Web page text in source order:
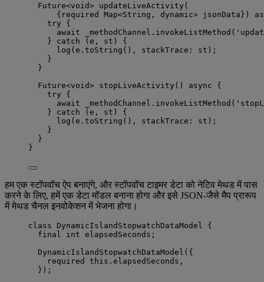
Future<void> updateLiveActivity (
{ required Map<String , dynamic> jsonData})
try {
await _methodChannel. invokeListMethod (
} catch (e, st) {
log (e. toString (), stackTrace :
st);
}
}
Future<void> stopLiveActivity () async {
try {
await _methodChannel. invokeListMethod (
} catch (e, st) {
log (e. toString (), stackTrace :
st);
}
}
}
हम एक स्टॉपवॉच ऐप बनाएंगे, और स्टॉपवॉच टाइमर डेटा को नेटिव मेथड में पास
करने के लिए, हमें एक डेटा मॉडल बनाना होगा और इसे JSON-जैसे मैप प्रारूप
में मेथड चैनल इनवोकेशन में भेजना होगा।
class DynamicIslandStopwatchDataModel
{
final
int elapsedSeconds;
DynamicIslandStopwatchDataModel ({
required
this .elapsedSeconds,
});